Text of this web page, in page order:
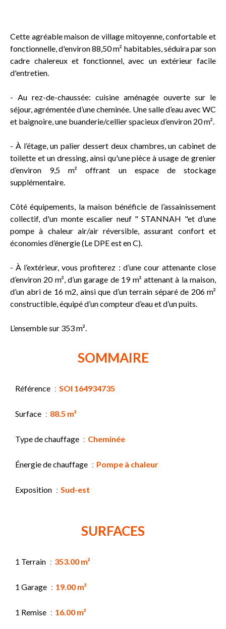
Cette agréable maison de village mitoyenne, confortable et
fonctionnelle, d'environ 88,50 m² habitables, séduira par son
cadre chalereux et fonctionnel, avec un extérieur facile
d'entretien.
- Au rez-de-chaussée: cuisine aménagée ouverte sur le
séjour, agrémentée d’une cheminée. Une salle d’eau avec WC
et baignoire, une buanderie/cellier spacieux d’environ 20 m².
- À l’étage, un palier dessert deux chambres, un cabinet de
toilette et un dressing, ainsi qu'une pièce à usage de grenier
d’environ 9,5 m² offrant un espace de stockage
supplémentaire.
Côté équipements, la maison bénéficie de l’assainissement
collectif, d'un monte escalier neuf " STANNAH "et d’une
pompe à chaleur air/air réversible, assurant confort et
économies d’énergie (Le DPE est en C).
- À l’extérieur, vous profiterez : d’une cour attenante close
d’environ 20 m², d’un garage de 19 m² attenant à la maison,
d’un abri de 16 m2, ainsi que d’un terrain séparé de 206 m²
constructible, équipé d’un compteur d’eau et d’un puits.
L’ensemble sur 353 m².
SOMMAIRE
Référence SOI 164934735
Surface 88.5 m²
Type de chauffage Cheminée
Énergie de chauffage Pompe à chaleur
Exposition Sud-est
SURFACES
1 Terrain 353.00 m²
1 Garage 19.00 m²
1 Remise 16.00 m²